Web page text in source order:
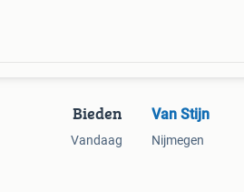
Bieden
Vandaag
Van Stijn
Nijmegen